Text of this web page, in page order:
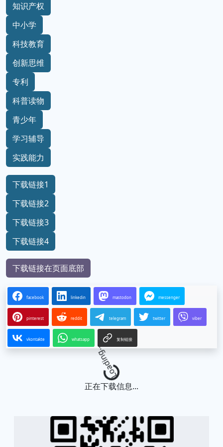
知识产权
中小学
科技教育
创新思维
专利
科普读物
青少年
学习辅导
实践能力
下载链接1
下载链接2
下载链接3
下载链接4
下载链接在页面底部
facebook linkedin mastodon messenger
pinterest reddit telegram twitter viber
vkontakte whatsapp 复制链接
Loading...
正在下载信息...